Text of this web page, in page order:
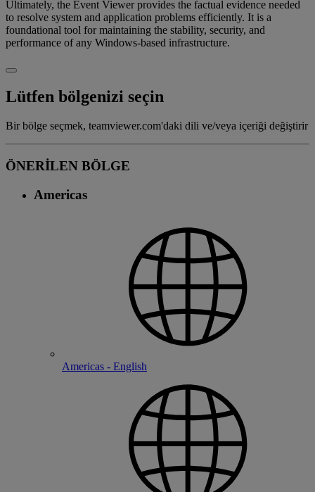
Ultimately, the Event Viewer provides the factual evidence needed
to resolve system and application problems efficiently. It is a
foundational tool for maintaining the stability, security, and
performance of any Windows-based infrastructure.
Lütfen bölgenizi seçin
Bir bölge seçmek, teamviewer.com'daki dili ve/veya içeriği değiştirir
ÖNERİLEN BÖLGE
Americas
Americas - English